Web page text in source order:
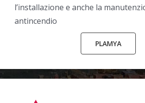
l’installazione e anche la
antincendio
PLAMYA